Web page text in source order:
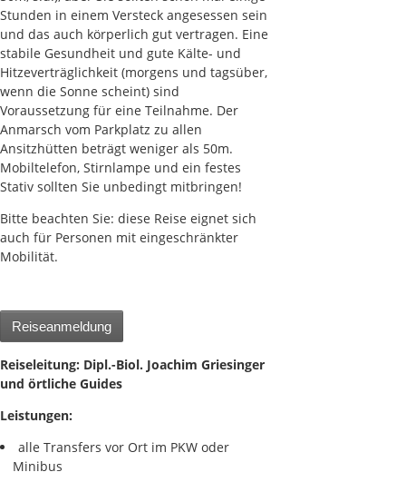
Stunden in einem Versteck angesessen sein
und das auch körperlich gut vertragen. Eine
stabile Gesundheit und gute Kälte- und
Hitzeverträglichkeit (morgens und tagsüber,
wenn die Sonne scheint) sind
Voraussetzung für eine Teilnahme. Der
Anmarsch vom Parkplatz zu allen
Ansitzhütten beträgt weniger als 50m.
Mobiltelefon, Stirnlampe und ein festes
Stativ sollten Sie unbedingt mitbringen!
Bitte beachten Sie: diese Reise eignet sich
auch für Personen mit eingeschränkter
Mobilität.
Reiseanmeldung
Reiseleitung: Dipl.-Biol. Joachim Griesinger
und örtliche Guides
Leistungen:
alle Transfers vor Ort im PKW oder
Minibus